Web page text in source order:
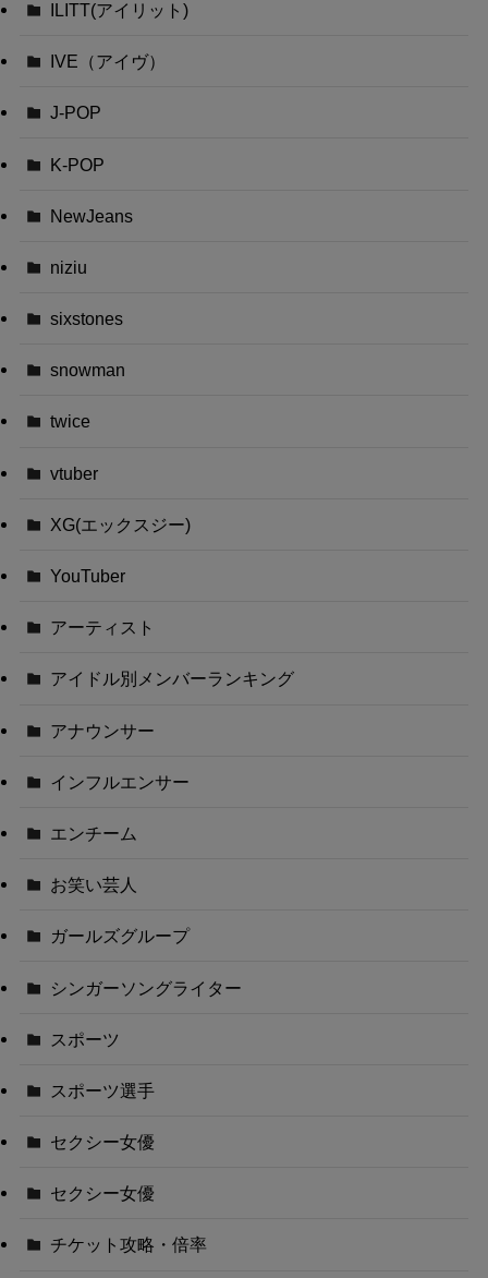
ILITT(アイリット)
IVE（アイヴ）
J-POP
K-POP
NewJeans
niziu
sixstones
snowman
twice
vtuber
XG(エックスジー)
YouTuber
アーティスト
アイドル別メンバーランキング
アナウンサー
インフルエンサー
エンチーム
お笑い芸人
ガールズグループ
シンガーソングライター
スポーツ
スポーツ選手
セクシー女優
セクシー女優
チケット攻略・倍率